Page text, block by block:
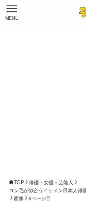
MENU
TOP
俳優・女優・芸能人
ロン毛が似合うイケメン日本人
画像
8ページ目